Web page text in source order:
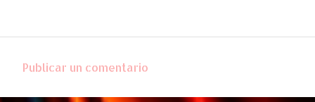
Publicar un comentario